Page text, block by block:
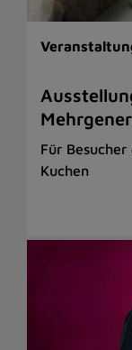
Für
Kuchen